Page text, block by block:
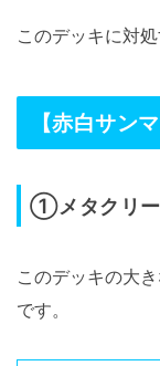
このデッキに対
【赤白サン
①メタクリー
このデッキの大
です。